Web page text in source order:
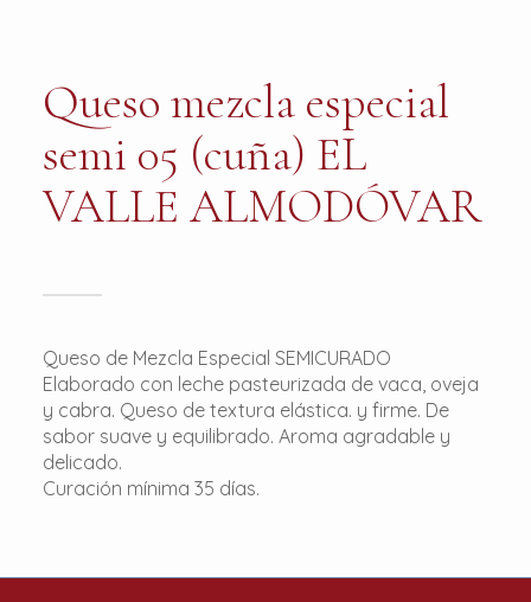
Queso mezcla especial
semi 05 (cuña) EL
VALLE ALMODÓVAR
Queso de Mezcla Especial SEMICURADO
Elaborado con leche pasteurizada de vaca, oveja
y cabra. Queso de textura elástica. y firme. De
sabor suave y equilibrado. Aroma agradable y
delicado.
Curación mínima 35 días.